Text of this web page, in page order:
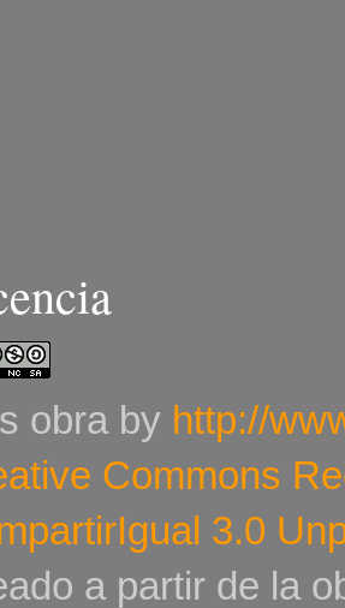
obraby http://
Commons
3.0
a partir de la